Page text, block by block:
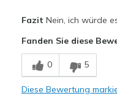
Fazit Nein, ich würde
Fanden Sie diese
0 5
Diese Bewertung